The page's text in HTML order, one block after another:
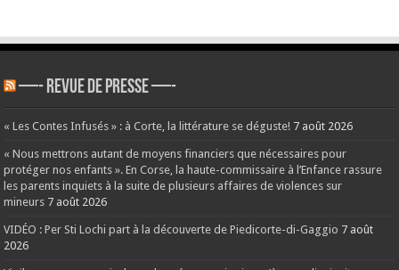
—- REVUE DE PRESSE —-
« Les Contes Infusés » : à Corte, la littérature se déguste! 7 août 2026
« Nous mettrons autant de moyens financiers que nécessaires pour
protéger nos enfants ». En Corse, la haute-commissaire à l’Enfance rassure
les parents inquiets à la suite de plusieurs affaires de violences sur
mineurs 7 août 2026
VIDÉO : Per Sti Lochi part à la découverte de Piedicorte-di-Gaggio 7 août
2026